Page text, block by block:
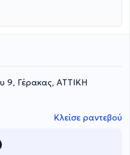
Παίδων Πεντέλης
Πειραιά "Μεταξά".
συνεργάζεται με το
ιατρείο, προσφέρει πλήθος
για τις
9, Γέρακας, ΑΤΤΙΚΗ
Κλείσε ραντεβού